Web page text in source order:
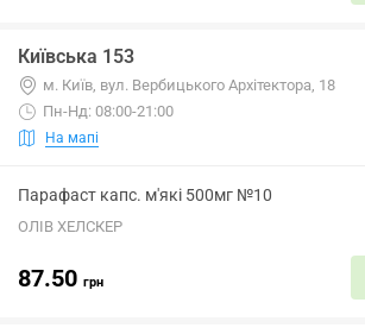
Київська 153
м. Київ, вул. Вербицького Архітектора, 18
Пн-Нд: 08:00-21:00
На мапі
Парафаст капс. м'які 500мг №10
ОЛІВ ХЕЛСКЕР
87.50 грн